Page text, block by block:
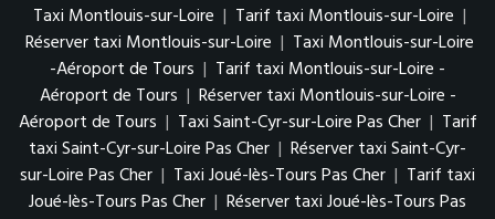
Taxi Montlouis-sur-Loire | Tarif taxi Montlouis-sur-Loire |
Réserver taxi Montlouis-sur-Loire | Taxi Montlouis-sur-Loire
-Aéroport de Tours | Tarif taxi Montlouis-sur-Loire -
Aéroport de Tours | Réserver taxi Montlouis-sur-Loire -
Aéroport de Tours | Taxi Saint-Cyr-sur-Loire Pas Cher | Tarif
taxi Saint-Cyr-sur-Loire Pas Cher | Réserver taxi Saint-Cyr-
sur-Loire Pas Cher | Taxi Joué-lès-Tours Pas Cher | Tarif taxi
Joué-lès-Tours Pas Cher | Réserver taxi Joué-lès-Tours Pas